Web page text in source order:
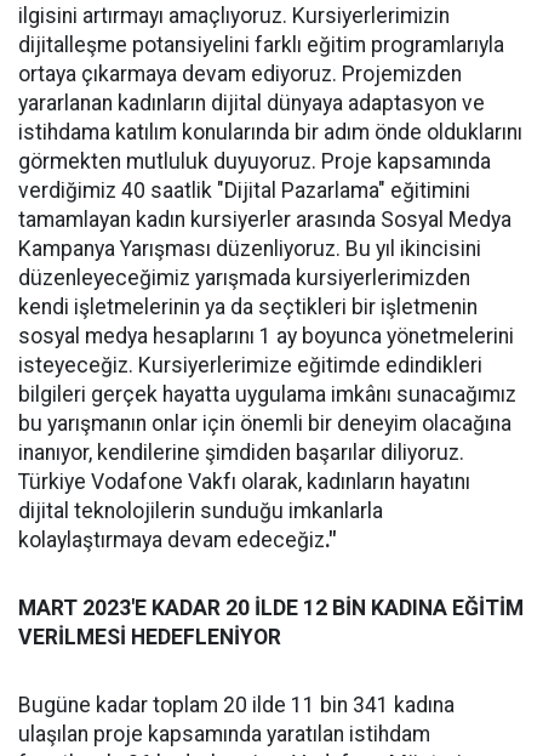
ilgisini artırmayı amaçlıyoruz. Kursiyerlerimizin
dijitalleşme potansiyelini farklı eğitim programlarıyla
ortaya çıkarmaya devam ediyoruz. Projemizden
yararlanan kadınların dijital dünyaya adaptasyon ve
istihdama katılım konularında bir adım önde olduklarını
görmekten mutluluk duyuyoruz. Proje kapsamında
verdiğimiz 40 saatlik "Dijital Pazarlama" eğitimini
tamamlayan kadın kursiyerler arasında Sosyal Medya
Kampanya Yarışması düzenliyoruz. Bu yıl ikincisini
düzenleyeceğimiz yarışmada kursiyerlerimizden
kendi işletmelerinin ya da seçtikleri bir işletmenin
sosyal medya hesaplarını 1 ay boyunca yönetmelerini
isteyeceğiz. Kursiyerlerimize eğitimde edindikleri
bilgileri gerçek hayatta uygulama imkânı sunacağımız
bu yarışmanın onlar için önemli bir deneyim olacağına
inanıyor, kendilerine şimdiden başarılar diliyoruz.
Türkiye Vodafone Vakfı olarak, kadınların hayatını
dijital teknolojilerin sunduğu imkanlarla
kolaylaştırmaya devam edeceğiz."
MART 2023'E KADAR 20 İLDE 12 BİN KADINA EĞİTİM
VERİLMESİ HEDEFLENİYOR
Bugüne kadar toplam 20 ilde 11 bin 341 kadına
ulaşılan proje kapsamında yaratılan istihdam